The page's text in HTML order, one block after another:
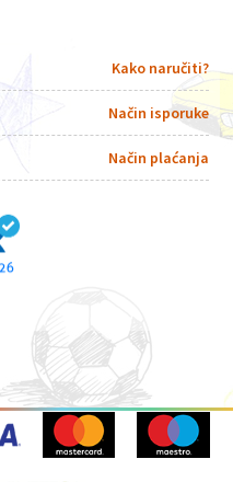
Kako naručiti?
Način isporuke
Način plaćanja